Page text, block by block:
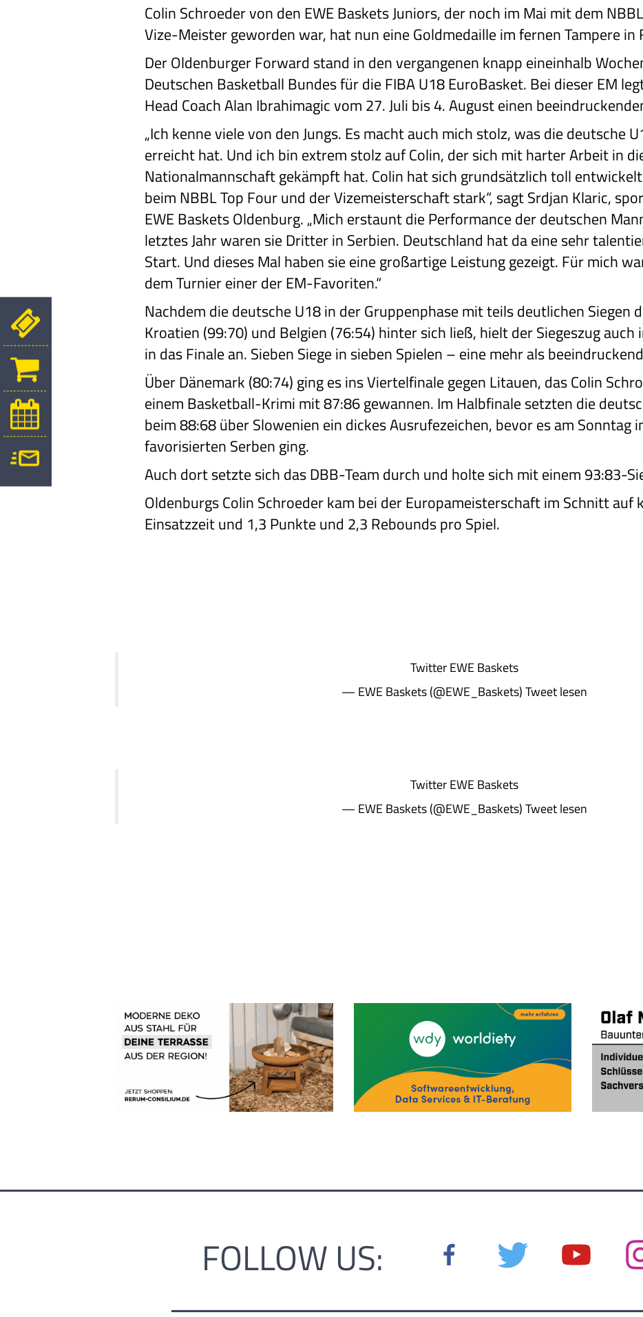
Colin Schroeder von den EWE Baskets Juniors, der noch im Mai mit dem
Vize-Meister geworden war, hat nun eine Goldmedaille im fernen Tampere in
Der Oldenburger Forward stand in den vergangenen knapp eineinhalb
Deutschen Basketball Bundes für die FIBA U18 EuroBasket. Bei dieser EM
Head Coach Alan Ibrahimagic vom 27. Juli bis 4. August einen
„Ich kenne viele von den Jungs. Es macht auch mich stolz, was die deutsche
erreicht hat. Und ich bin extrem stolz auf Colin, der sich mit harter Arbeit in
Nationalmannschaft gekämpft hat. Colin hat sich grundsätzlich toll
beim NBBL Top Four und der Vizemeisterschaft stark“, sagt Srdjan Klaric,
EWE Baskets Oldenburg. „Mich erstaunt die Performance der deutschen
letztes Jahr waren sie Dritter in Serbien. Deutschland hat da eine sehr
Start. Und dieses Mal haben sie eine großartige Leistung gezeigt. Für mich
dem Turnier einer der EM-Favoriten.“
Nachdem die deutsche U18 in der Gruppenphase mit teils deutlichen Siegen
Kroatien (99:70) und Belgien (76:54) hinter sich ließ, hielt der Siegeszug auch
in das Finale an. Sieben Siege in sieben Spielen – eine mehr als
Über Dänemark (80:74) ging es ins Viertelfinale gegen Litauen, das Colin
einem Basketball-Krimi mit 87:86 gewannen. Im Halbfinale setzten die
beim 88:68 über Slowenien ein dickes Ausrufezeichen, bevor es am Sonntag
favorisierten Serben ging.
Auch dort setzte sich das DBB-Team durch und holte sich mit einem 93:83-
Oldenburgs Colin Schroeder kam bei der Europameisterschaft im Schnitt auf
Einsatzzeit und 1,3 Punkte und 2,3 Rebounds pro Spiel.
TwitterEWE Baskets
— EWE Baskets (@EWE_Baskets)Tweet lesen
TwitterEWE Baskets
— EWE Baskets (@EWE_Baskets)Tweet lesen
FOLLOW US: